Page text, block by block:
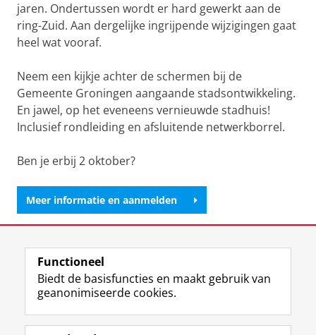
jaren. Ondertussen wordt er hard gewerkt aan de
ring-Zuid. Aan dergelijke ingrijpende wijzigingen gaat
heel wat vooraf.
Neem een kijkje achter de schermen bij de
Gemeente Groningen aangaande stadsontwikkeling.
En jawel, op het eveneens vernieuwde stadhuis!
Inclusief rondleiding en afsluitende netwerkborrel.
Ben je erbij 2 oktober?
Meer informatie en aanmelden
Volg de RUG
F
a
L
i
R
S
I
n
Y
o
Functioneel
Biedt de basisfuncties en maakt gebruik van
geanonimiseerde cookies.